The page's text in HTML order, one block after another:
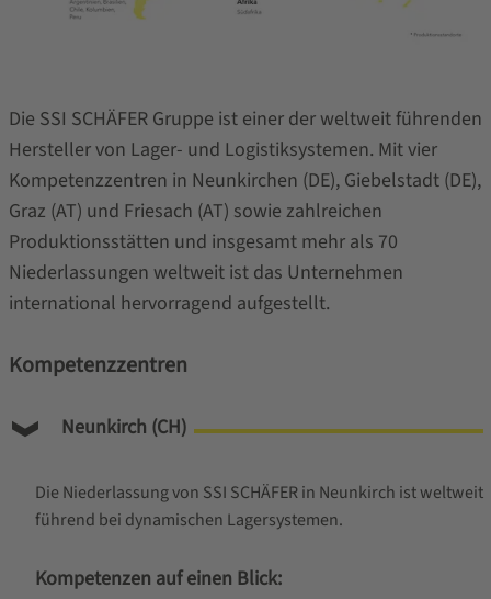
Die SSI SCHÄFER Gruppe ist einer der weltweit führenden
Hersteller von Lager- und Logistiksystemen. Mit vier
Kompetenzzentren in Neunkirchen (DE), Giebelstadt (DE),
Graz (AT) und Friesach (AT) sowie zahlreichen
Produktionsstätten und insgesamt mehr als 70
Niederlassungen weltweit ist das Unternehmen
international hervorragend aufgestellt.
Kompetenzzentren
Neunkirch (CH)
Die Niederlassung von SSI SCHÄFER in Neunkirch ist weltweit
führend bei dynamischen Lagersystemen.
Kompetenzen auf einen Blick: